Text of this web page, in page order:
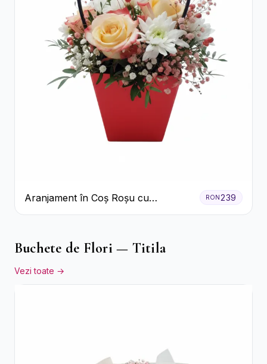
Aranjament în Coș Roșu cu
Trandafiri și Crizanteme Albe
RON 239
Buchete de Flori — Titila
Vezi toate →